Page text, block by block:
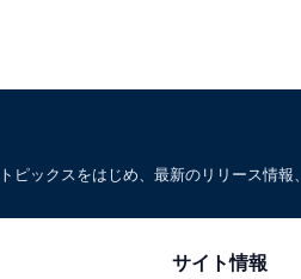
ピックスをはじめ、最新のリリース情
サイト情報